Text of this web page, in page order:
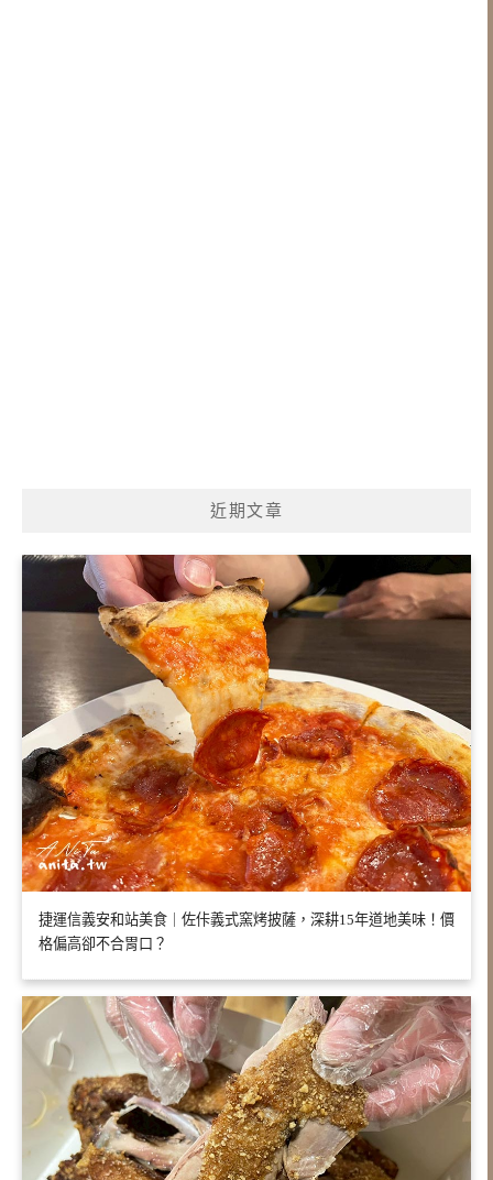
近期文章
捷運信義安和站美食｜佐佧義式窯烤披薩，深耕15年道地美味！價
格偏高卻不合胃口？